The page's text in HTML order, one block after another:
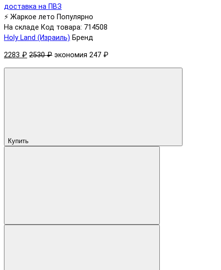
⚡ Жаркое лето Популярно
На складе Код товара: 714508
Holy Land (Израиль) Бренд
2283 ₽ 2530 ₽ экономия 247 ₽
Купить